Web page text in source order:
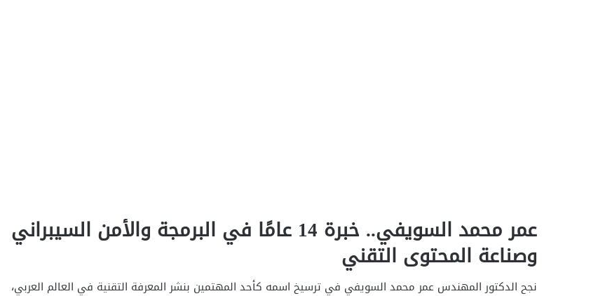
عمر محمد السويفي.. خبرة 14 عامًا في البرمجة والأمن السيبراني
وصناعة المحتوى التقني
نجح الدكتور المهندس عمر محمد السويفي في ترسيخ اسمه كأحد المهتمين بنشر المعرفة التقنية في العالم العربي،